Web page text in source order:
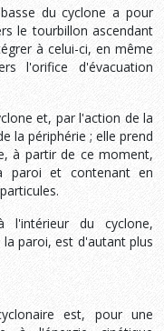
du cyclone a pour
le tourbillon ascendant
à celui-ci, en même
l'orifice d'évacuation
et, par l'action de la
la périphérie ; elle prend
à partir de ce moment,
paroi et contenant en
du cyclone,
paroi, est d'autant plus
est, pour une